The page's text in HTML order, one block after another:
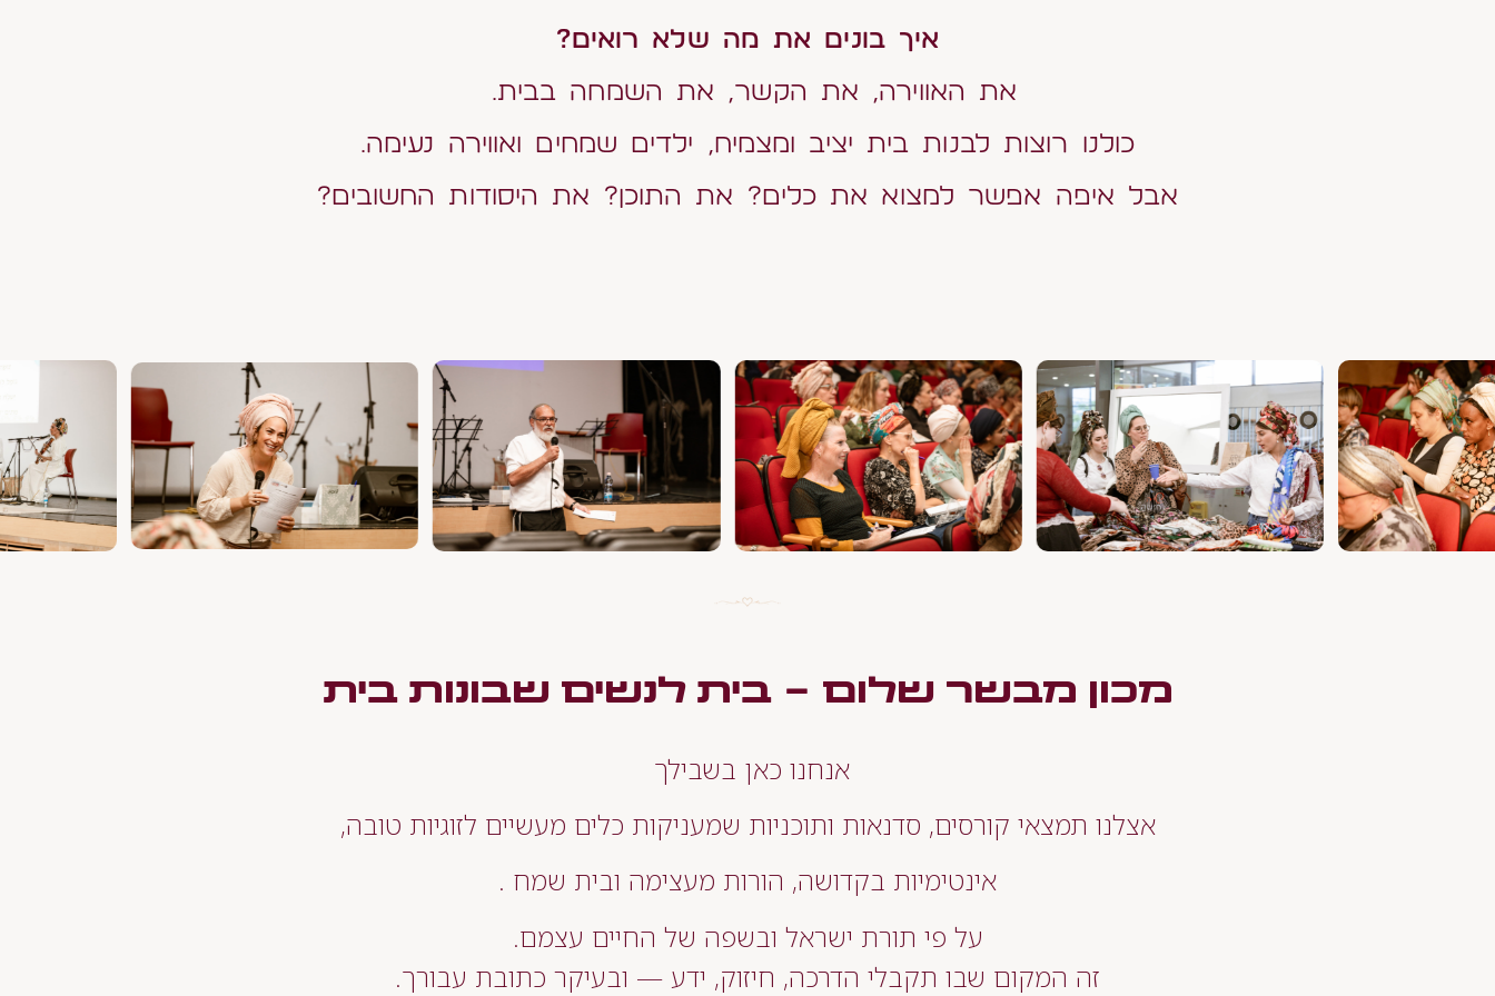
איך בונים את מה שלא רואים?
את האווירה, את הקשר, את השמחה בבית.
כולנו רוצות לבנות בית יציב ומצמיח, ילדים שמחים ואווירה נעימה.
אבל איפה אפשר למצוא את כלים? את התוכן? את היסודות החשובים?
מכון מבשר שלום - בית לנשים שבונות בית
אנחנו כאן בשבילך
אצלנו תמצאי קורסים, סדנאות ותוכניות שמעניקות כלים מעשיים לזוגיות טובה,
אינטימיות בקדושה, הורות מעצימה ובית שמח .
על פי תורת ישראל ובשפה של החיים עצמם.
זה המקום שבו תקבלי הדרכה, חיזוק, ידע — ובעיקר כתובת עבורך.